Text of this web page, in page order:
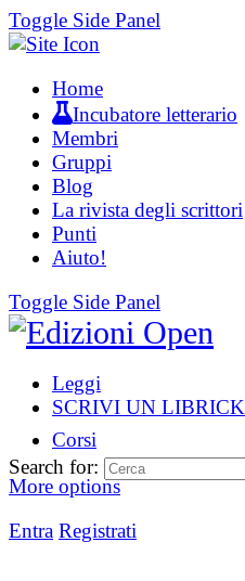
Toggle Side Panel
Home
Incubatore letterario
Membri
Gruppi
Blog
La rivista degli scrittori
Punti
Aiuto!
Toggle Side Panel
Leggi
SCRIVI UN LIBRICK
Corsi
More options
Entra Registrati
Search for: